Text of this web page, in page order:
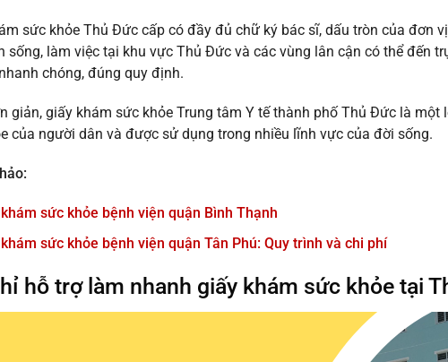
sức khỏe Thủ Đức cấp có đầy đủ chữ ký bác sĩ, dấu tròn của đơn
sống, làm việc tại khu vực Thủ Đức và các vùng lân cận có thể đến
chóng, đúng quy định.
giản, giấy khám sức khỏe Trung tâm Y tế thành phố Thủ Đức là
của người dân và được sử dụng trong nhiều lĩnh vực của đời sống.
sức khỏe bệnh viện quận Bình Thạnh
sức khỏe bệnh viện quận Tân Phú: Quy trình và chi phí
hỗ trợ làm nhanh giấy khám sức khỏe tại